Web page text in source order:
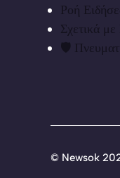
Ροή
Σχετικά
🛡️
© Newsok